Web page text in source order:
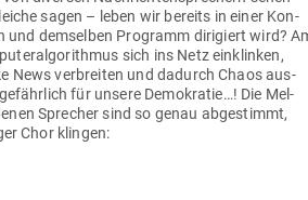
sagen – leben wir bereits in einer Kon­
und dem­selben Pro­gramm diri­giert wird?
sich ins Netz ein­klinken,
News ver­breiten und dadurch Chaos aus­
für unsere Demo­kratie…! Die Mel­
Sprecher sind so genau abge­stimmt,
Chor klingen: